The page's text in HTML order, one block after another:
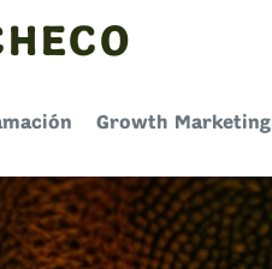
Growth Marketing